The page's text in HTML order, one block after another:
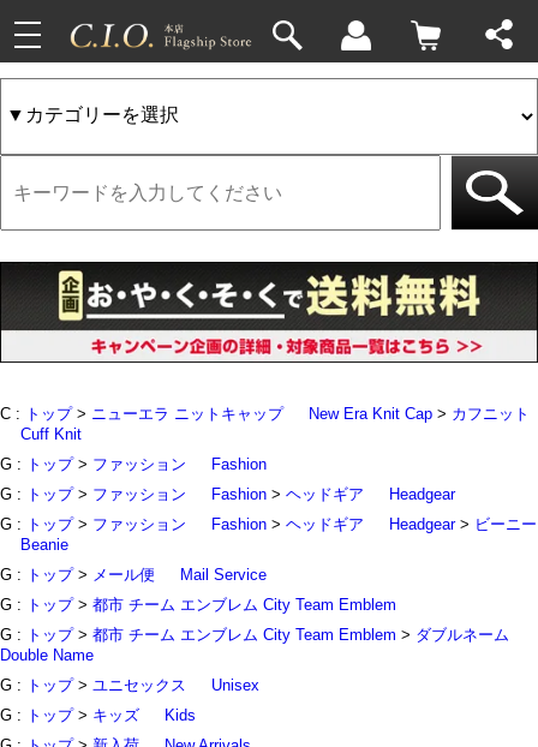
toggle
navigation
C : トップ> ニューエラ ニットキャップ New Era Knit Cap > カフニット
Cuff Knit
G : トップ> ファッション
Fashion
G : トップ> ファッション Fashion > ヘッドギア
Headgear
G : トップ> ファッション Fashion > ヘッドギア Headgear> ビーニー
Beanie
G : トップ> メール便
Mail Service
G : トップ> 都市 チーム エンブレム City Team Emblem
G : トップ> 都市 チーム エンブレム City Team Emblem > ダブルネーム
Double Name
G : トップ> ユニセックス
Unisex
G : トップ> キッズ
Kids
4件
33件